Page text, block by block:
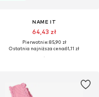
NAME IT
64,43 zł
Pierwotnie: 85,90 zł
Ostatnia najniższa cena:61,11 zł